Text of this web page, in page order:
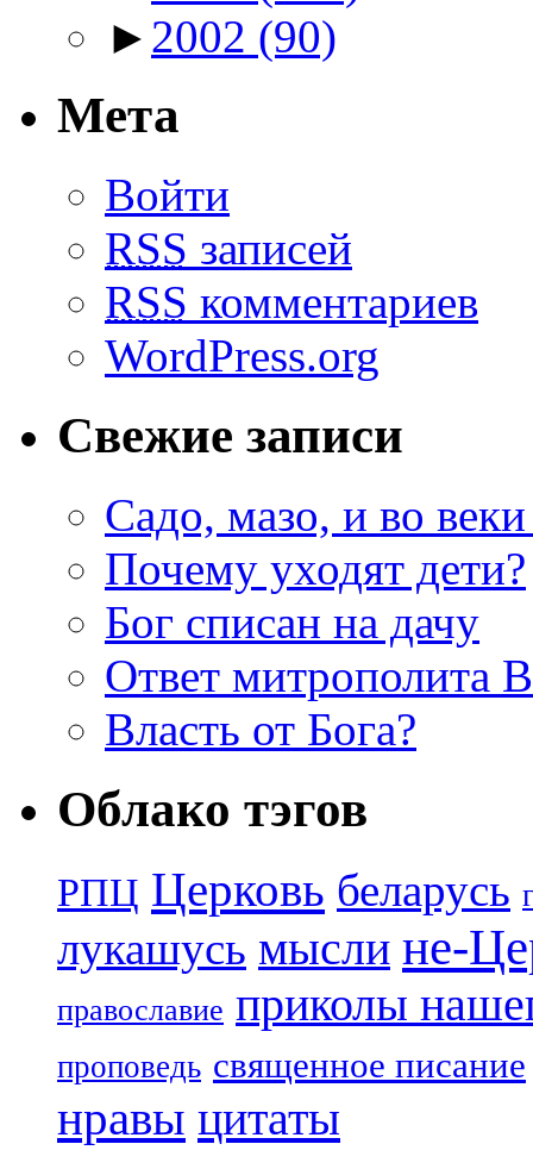
► 2002 (90)
Мета
Войти
RSS записей
RSS комментариев
WordPress.org
Свежие записи
Садо, мазо, и во веки
Почему уходят дети?
Бог списан на дачу
Ответ митрополита
Власть от Бога?
Облако тэгов
РПЦ Церковь беларусь
лукашусь мысли не-
православие приколы
проповедь священное писание
нравы цитаты